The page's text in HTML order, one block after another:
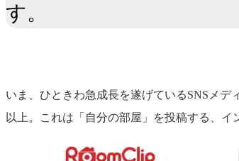
す。
いま、ひときわ急成長を遂げているSNSメデ
以上。これは「自分の部屋」を投稿する、イ